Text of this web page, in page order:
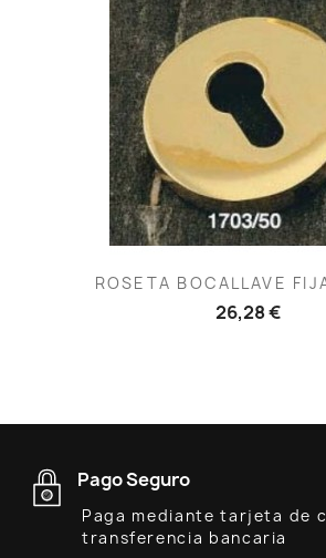
ROSETA BOCALLAVE
26,28 €
Pago Seguro
Paga mediante tarjeta de
transferencia bancaria